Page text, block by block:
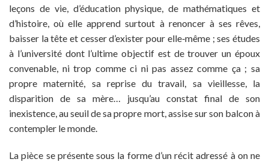
leçons de vie, d’éducation physique, de mathématiques et
d’histoire, où elle apprend surtout à renoncer à ses rêves,
baisser la tête et cesser d’exister pour elle‐même ; ses études
à l’université dont l’ultime objectif est de trouver un époux
convenable, ni trop comme ci ni pas assez comme ça ; sa
propre maternité, sa reprise du travail, sa vieillesse, la
disparition de sa mère… jusqu’au constat final de son
inexistence, au seuil de sa propre mort, assise sur son balcon à
contempler le monde.
La pièce se présente sous la forme d’un récit adressé à on ne